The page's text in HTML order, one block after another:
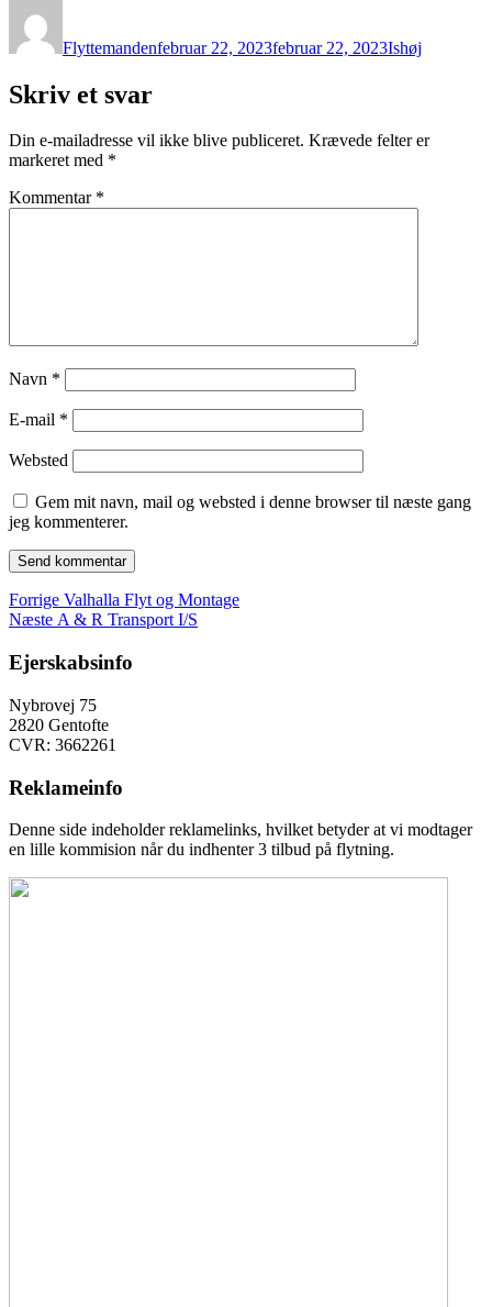
Flyttemandenfebruar 22, 2023februar 22, 2023Ishøj
Skriv et svar
Din e-mailadresse vil ikke blive publiceret. Krævede felter er
markeret med *
Kommentar *
Navn *
E-mail *
Websted
Gem mit navn, mail og websted i denne browser til næste gang
jeg kommenterer.
Indlægsnavigation
Forrige Forrige
indlæg:
Valhalla Flyt og Montage
Næste Næste
A & R Transport I/S
Ejerskabsinfo
Nybrovej 75
2820 Gentofte
CVR: 3662261
Reklameinfo
Denne side indeholder reklamelinks, hvilket betyder at vi modtager
en lille kommision når du indhenter 3 tilbud på flytning.